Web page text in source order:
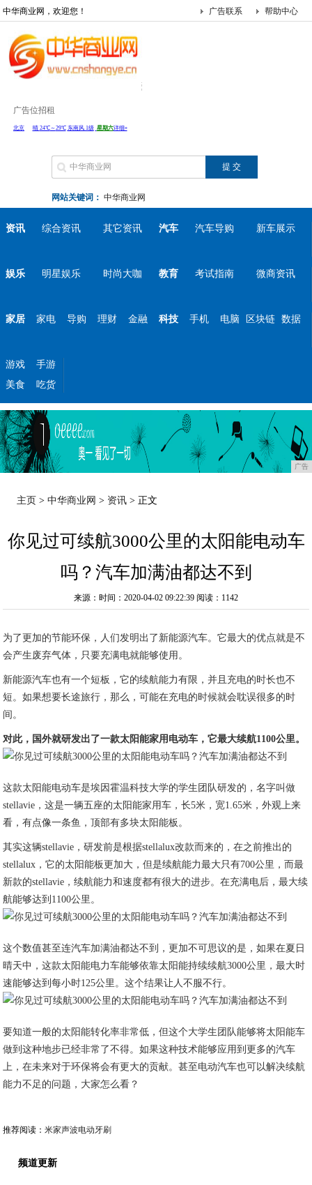
中华商业网，欢迎您！ 帮助中心
广告联系
广告位招租
网站关键词： 中华商业网
资讯 综合资讯 其它资讯 汽车 汽车导购 新车展示
娱乐 明星娱乐 时尚大咖 教育 考试指南 微商资讯
家居 家电 导购 理财 金融 科技 手机 电脑 区块链 数据
游戏
手游
美食
吃货
广告
主页 >中华商业网 > 资讯 > 正文
你见过可续航3000公里的太阳能电动车
吗？汽车加满油都达不到
来源：时间：2020-04-02 09:22:39 阅读：1142
为了更加的节能环保，人们发明出了新能源汽车。它最大的优点就是不
会产生废弃气体，只要充满电就能够使用。
新能源汽车也有一个短板，它的续航能力有限，并且充电的时长也不
短。如果想要长途旅行，那么，可能在充电的时候就会耽误很多的时
间。
对此，国外就研发出了一款太阳能家用电动车，它最大续航1100公里。
这款太阳能电动车是埃因霍温科技大学的学生团队研发的，名字叫做
stellavie，这是一辆五座的太阳能家用车，长5米，宽1.65米，外观上来
看，有点像一条鱼，顶部有多块太阳能板。
其实这辆stellavie，研发前是根据stellalux改款而来的，在之前推出的
stellalux，它的太阳能板更加大，但是续航能力最大只有700公里，而最
新款的stellavie，续航能力和速度都有很大的进步。在充满电后，最大续
航能够达到1100公里。
这个数值甚至连汽车加满油都达不到，更加不可思议的是，如果在夏日
晴天中，这款太阳能电力车能够依靠太阳能持续续航3000公里，最大时
速能够达到每小时125公里。这个结果让人不服不行。
要知道一般的太阳能转化率非常低，但这个大学生团队能够将太阳能车
做到这种地步已经非常了不得。如果这种技术能够应用到更多的汽车
上，在未来对于环保将会有更大的贡献。甚至电动汽车也可以解决续航
能力不足的问题，大家怎么看？
推荐阅读：米家声波电动牙刷
频道更新